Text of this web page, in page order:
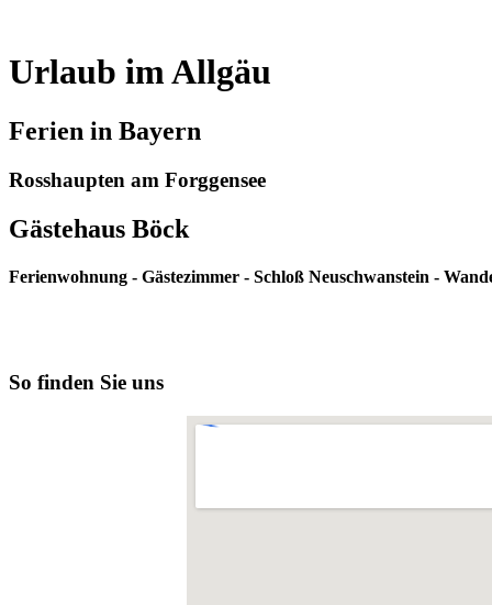
Urlaub im Allgäu
Ferien in Bayern
Rosshaupten am Forggensee
Gästehaus Böck
Ferienwohnung - Gästezimmer - Schloß Neuschwanstein -
So finden Sie uns